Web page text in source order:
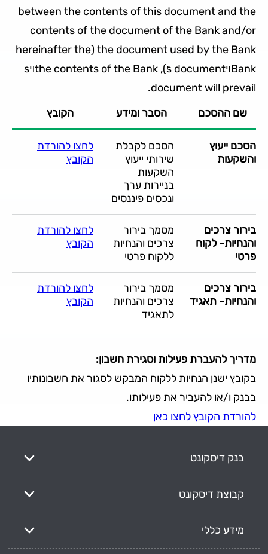
between the contents of this document and the
contents of the document of the Bank and/or
the document used by the Bank (hereinafter the
Bankױs document׃), the contents of the Bankױs
document will prevail.
שם ההסכם
הסבר ומידע הקובץ
הסכם ייעוץ
והשקעות
הסכם לקבלת
שירותי ייעוץ
השקעות
בניירות ערך
ונכסים פיננסים
לחצו להורדת
הקובץ
בירור צרכים
והנחיות- לקוח
פרטי
מסמך בירור
צרכים והנחיות
ללקוח פרטי
לחצו להורדת
הקובץ
בירור צרכים
והנחיות- תאגיד
מסמך בירור
צרכים והנחיות
לתאגיד
לחצו להורדת
הקובץ
מדריך להעברת פעילות וסגירת חשבון:
בקובץ ישנן הנחיות ללקוח המבקש לסגור את חשבונותיו
בבנק ו/או להעביר את פעילותו.
להורדת הקובץ לחצו כאן
בנק דיסקונט
קבוצת דיסקונט
מידע כללי